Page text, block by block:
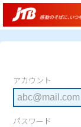
アカウント
パスワード